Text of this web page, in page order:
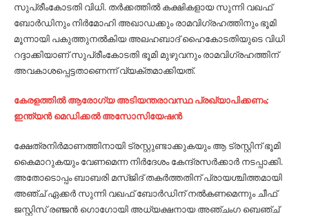
സുപ്രീംകോടതി വിധി. തര്‍ക്കത്തില്‍ കക്ഷികളായ സുന്നി വഖഫ്
ബോര്‍ഡിനും നിര്‍മോഹി അഖാഡക്കും രാമവിഗ്രഹത്തിനും ഭൂമി
മൂന്നായി പകുത്തുനല്‍കിയ അലഹബാദ് ഹൈകോടതിയുടെ വിധി
റദ്ദാക്കിയാണ്​ സുപ്രീംകോടതി ഭൂമി മുഴുവനും രാമവിഗ്രഹത്തിന്
അവകാശപ്പെട്ടതാണെന്ന് വ്യക്തമാക്കിയത്​.
കേരളത്തിൽ ആരോഗ്യ അടിയന്തരാവസ്ഥ പ്രഖ്യാപിക്കണം;
ഇന്ത്യന്‍ മെഡിക്കല്‍ അസോസിയേഷന്‍
ക്ഷേത്രനിര്‍മാണത്തിനായി ട്രസ്റ്റുണ്ടാക്കുകയും ആ ട്രസ്റ്റിന് ഭൂമി
കൈമാറുകയും വേണമെന്ന നിര്‍ദേശം കേന്ദ്രസര്‍ക്കാര്‍ നടപ്പാക്കി.
അതോടൊപ്പം ബാബരി മസ്ജിദ് തകര്‍ത്തതിന് പ്രായശ്ചിത്തമായി
അഞ്ച് ഏക്കര്‍ സുന്നി വഖഫ് ബോര്‍ഡിന് നല്‍കണമെന്നും ചീഫ്
ജസ്റ്റിസ് രഞ്ജന്‍ ഗൊഗോയി അധ്യക്ഷനായ അഞ്ചംഗ ബെഞ്ച്